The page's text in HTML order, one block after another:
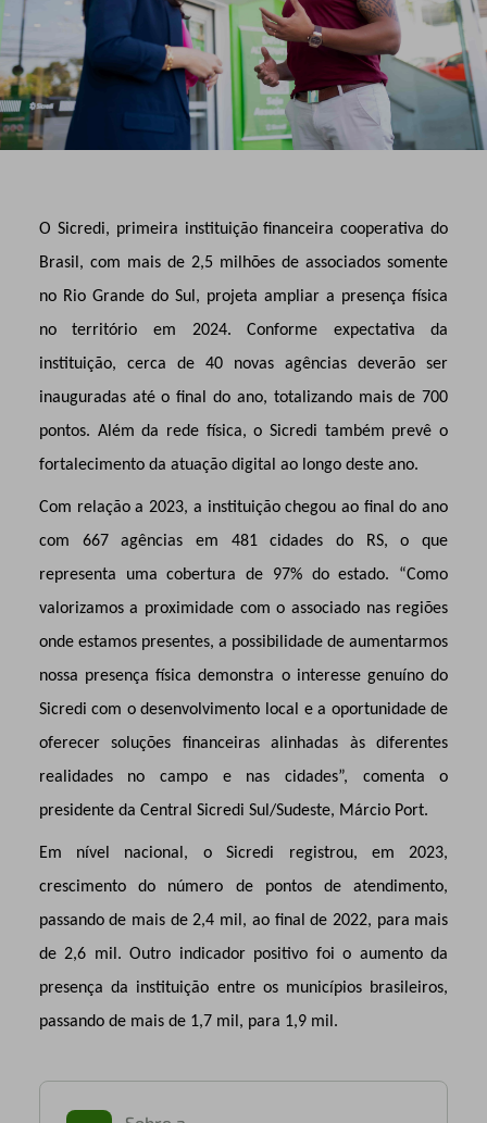
O Sicredi, primeira instituição financeira cooperativa do
Brasil, com mais de 2,5 milhões de associados somente
no Rio Grande do Sul, projeta ampliar a presença física
no território em 2024. Conforme expectativa da
instituição, cerca de 40 novas agências deverão ser
inauguradas até o final do ano, totalizando mais de 700
pontos. Além da rede física, o Sicredi também prevê o
fortalecimento da atuação digital ao longo deste ano.
Com relação a 2023, a instituição chegou ao final do ano
com 667 agências em 481 cidades do RS, o que
representa uma cobertura de 97% do estado. “Como
valorizamos a proximidade com o associado nas regiões
onde estamos presentes, a possibilidade de aumentarmos
nossa presença física demonstra o interesse genuíno do
Sicredi com o desenvolvimento local e a oportunidade de
oferecer soluções financeiras alinhadas às diferentes
realidades no campo e nas cidades”, comenta o
presidente da Central Sicredi Sul/Sudeste, Márcio Port.
Em nível nacional, o Sicredi registrou, em 2023,
crescimento do número de pontos de atendimento,
passando de mais de 2,4 mil, ao final de 2022, para mais
de 2,6 mil. Outro indicador positivo foi o aumento da
presença da instituição entre os municípios brasileiros,
passando de mais de 1,7 mil, para 1,9 mil.